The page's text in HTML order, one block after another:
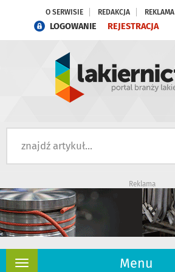
O SERWISIE REDAKCJA REKLAMA
LOGOWANIE REJESTRACJA
Reklama
Menu
Rozwiń